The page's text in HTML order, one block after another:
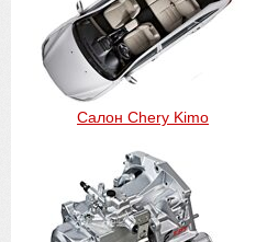
Салон Chery Kimo